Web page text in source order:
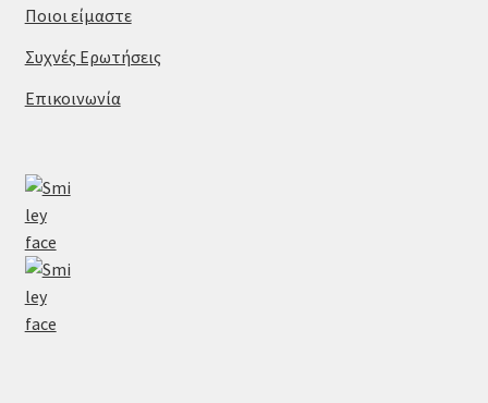
Ποιοι είμαστε
Συχνές Ερωτήσεις
Επικοινωνία